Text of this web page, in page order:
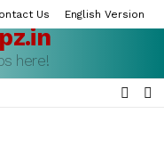
Us English Version
here!